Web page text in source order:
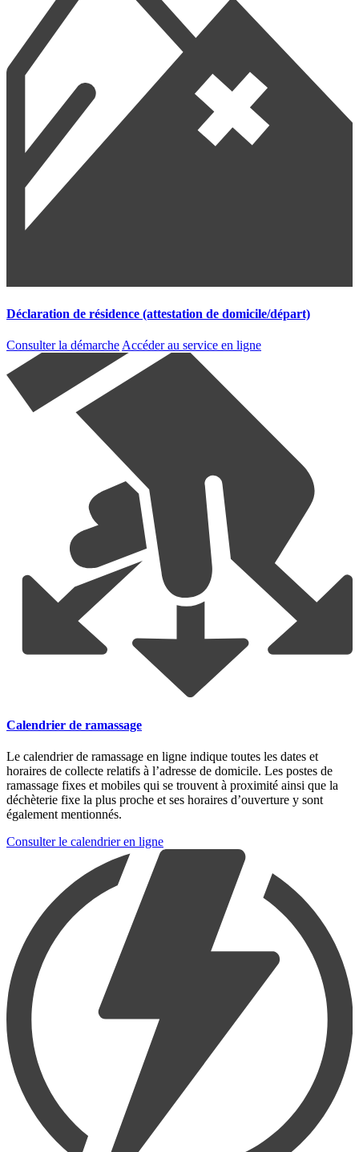
Déclaration de résidence (attestation de domicile/départ)
Consulter la démarcheAccéder au service en ligne
Calendrier de ramassage
Le calendrier de ramassage en ligne indique toutes les dates et
horaires de collecte relatifs à l’adresse de domicile. Les postes de
ramassage fixes et mobiles qui se trouvent à proximité ainsi que la
déchèterie fixe la plus proche et ses horaires d’ouverture y sont
également mentionnés.
Consulter le calendrier en ligne